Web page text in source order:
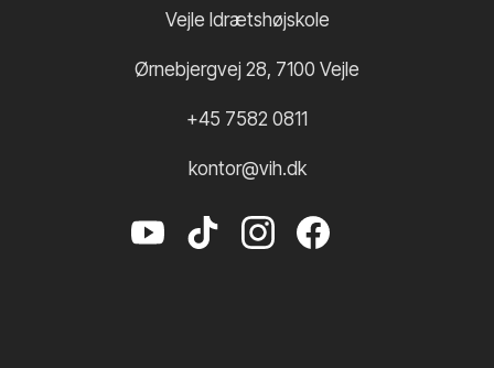
Vejle Idrætshøjskole
Ørnebjergvej 28, 7100 Vejle
+45 7582 0811
kontor@vih.dk